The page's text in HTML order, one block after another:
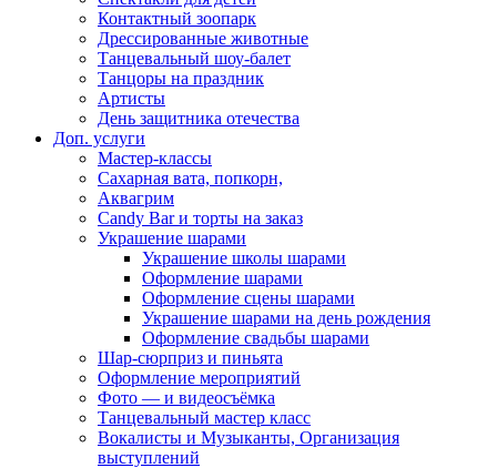
Контактный зоопарк
Дрессированные животные
Танцевальный шоу-балет
Танцоры на праздник
Артисты
День защитника отечества
Доп. услуги
Мастер-классы
Сахарная вата, попкорн,
Аквагрим
Candy Bar и торты на заказ
Украшение шарами
Украшение школы шарами
Оформление шарами
Оформление сцены шарами
Украшение шарами на день рождения
Оформление свадьбы шарами
Шар-сюрприз и пиньята
Оформление мероприятий
Фото — и видеосъёмка
Танцевальный мастер класс
Вокалисты и Музыканты, Организация
выступлений